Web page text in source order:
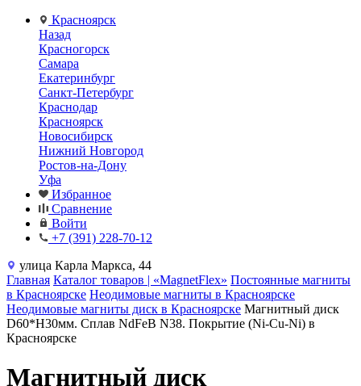
Красноярск
Назад
Красногорск
Самара
Екатеринбург
Санкт-Петербург
Краснодар
Красноярск
Новосибирск
Нижний Новгород
Ростов-на-Дону
Уфа
Избранное
Сравнение
Войти
+7 (391) 228-70-12
улица Карла Маркса, 44
Главная Каталог товаров | «MagnetFlex» Постоянные магниты
в Красноярске Неодимовые магниты в Красноярске
Неодимовые магниты диск в Красноярске Магнитный диск
D60*H30мм. Сплав NdFeB N38. Покрытие (Ni-Cu-Ni) в
Красноярске
Магнитный диск